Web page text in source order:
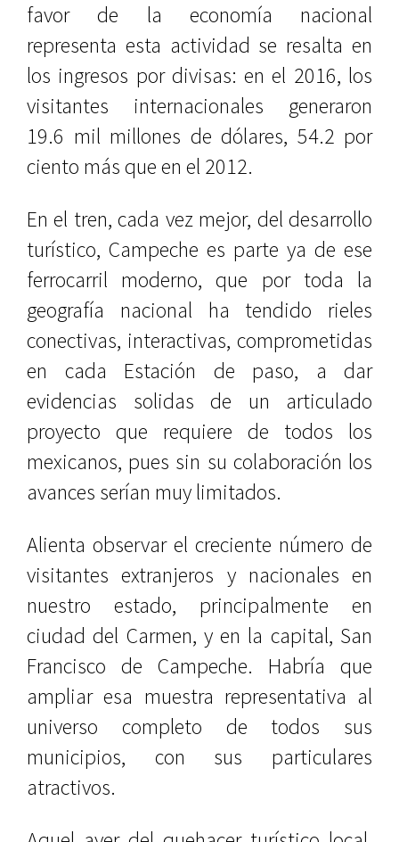
favor de la economía nacional
representa esta actividad se resalta en
los ingresos por divisas: en el 2016, los
visitantes internacionales generaron
19.6 mil millones de dólares, 54.2 por
ciento más que en el 2012.
En el tren, cada vez mejor, del desarrollo
turístico, Campeche es parte ya de ese
ferrocarril moderno, que por toda la
geografía nacional ha tendido rieles
conectivas, interactivas, comprometidas
en cada Estación de paso, a dar
evidencias solidas de un articulado
proyecto que requiere de todos los
mexicanos, pues sin su colaboración los
avances serían muy limitados.
Alienta observar el creciente número de
visitantes extranjeros y nacionales en
nuestro estado, principalmente en
ciudad del Carmen, y en la capital, San
Francisco de Campeche. Habría que
ampliar esa muestra representativa al
universo completo de todos sus
municipios, con sus particulares
atractivos.